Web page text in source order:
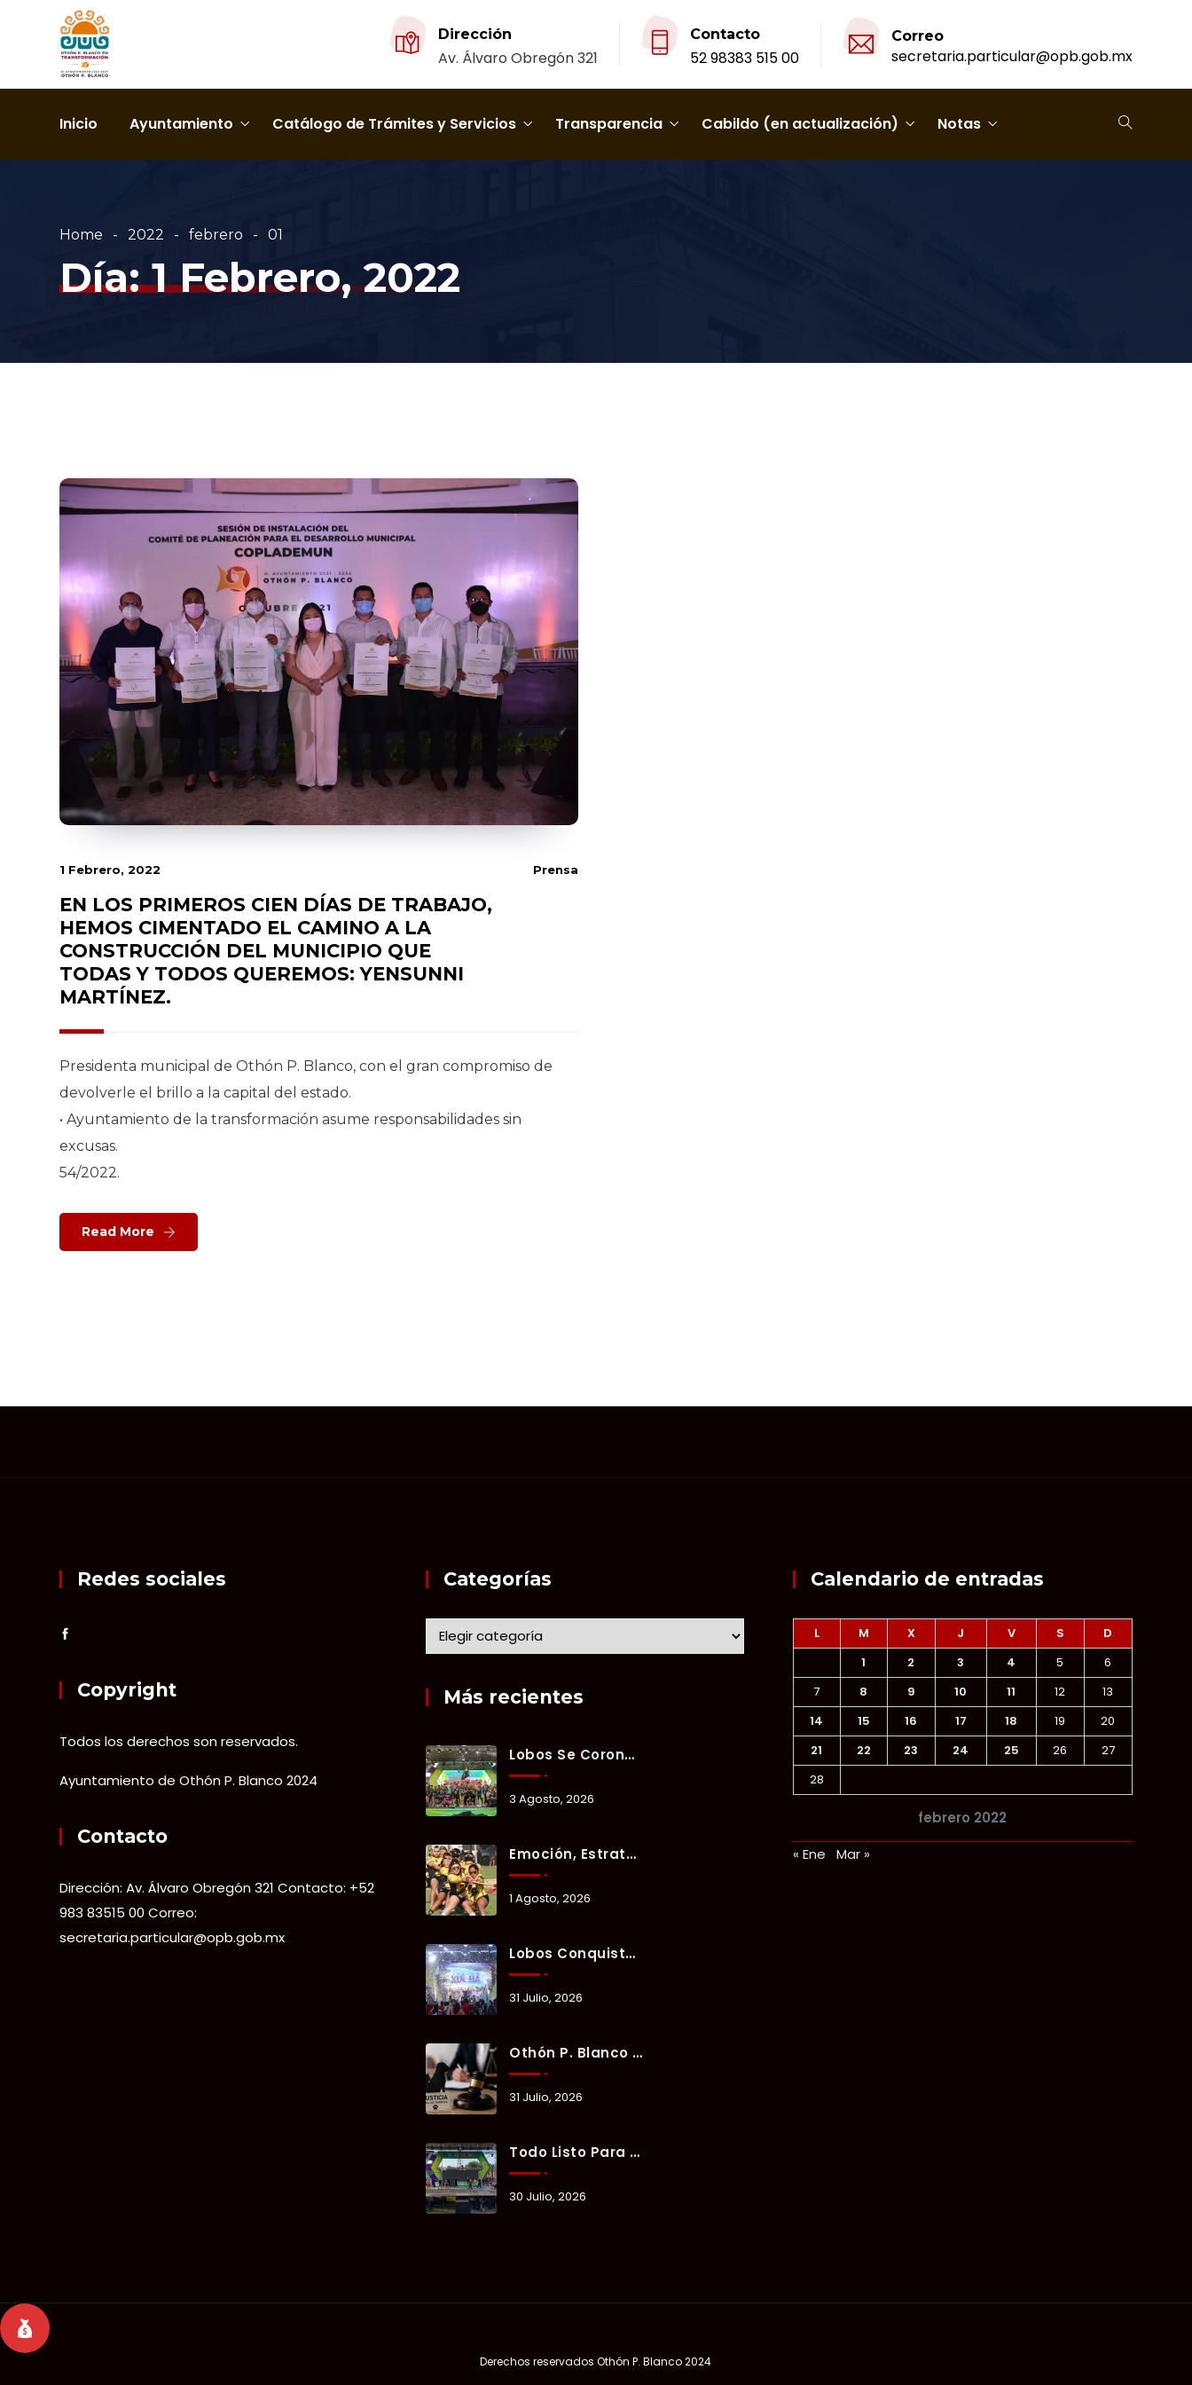
Dirección
Av. Álvaro Obregón 321
Contacto
52 98383 515 00
Correo
secretaria.particular@opb.gob.mx
Inicio Ayuntamiento Catálogo de Trámites y Servicios Transparencia Cabildo (en actualización) Notas
Home 2022 febrero 01
Día:1 Febrero, 2022
1 Febrero, 2022 Prensa
EN LOS PRIMEROS CIEN DÍAS DE TRABAJO,
HEMOS CIMENTADO EL CAMINO A LA
CONSTRUCCIÓN DEL MUNICIPIO QUE
TODAS Y TODOS QUEREMOS: YENSUNNI
MARTÍNEZ.
Presidenta municipal de Othón P. Blanco, con el gran compromiso de
devolverle el brillo a la capital del estado.
• Ayuntamiento de la transformación asume responsabilidades sin
excusas.
54/2022.
Read More
Redes sociales
Copyright
Todos los derechos son reservados.
Ayuntamiento de Othón P. Blanco 2024
Contacto
Dirección: Av. Álvaro Obregón 321 Contacto: +52
983 83515 00 Correo:
secretaria.particular@opb.gob.mx
Categorías
Más recientes
Lobos Se Corona Campeón Del Verano Xul-Há 2026 Tras Tres Días De Intensa Competencia.
3 Agosto, 2026
Emoción, Estrategia Y Trabajo En Equipo Marcan El Segundo Día Del Verano Xul-Há 2026.
1 Agosto, 2026
Lobos Conquista La Primera Competencia Del Verano Xul-Há 2026 En Una Noche Llena De Talento Y Energía.
31 Julio, 2026
Othón P. Blanco Refrenda Su Compromiso Contra El Maltrato Animal: Vinculan A Proceso A Presunto Responsable Tras Denuncia Del Ayuntamiento.
31 Julio, 2026
Todo Listo Para “Verano Xul-Há 2026”; Un Fin De Semana De Deporte, Música Y Convivencia Familiar.
30 Julio, 2026
Calendario de entradas
febrero 2022
L M X J V S
D
1
2 3 4 5
6
7
8 9 10 11 12
13
14
15 16 17 18 19
20
21
22 23 24 25 26
27
28
« Ene Mar »
Derechos reservados Othón P. Blanco 2024